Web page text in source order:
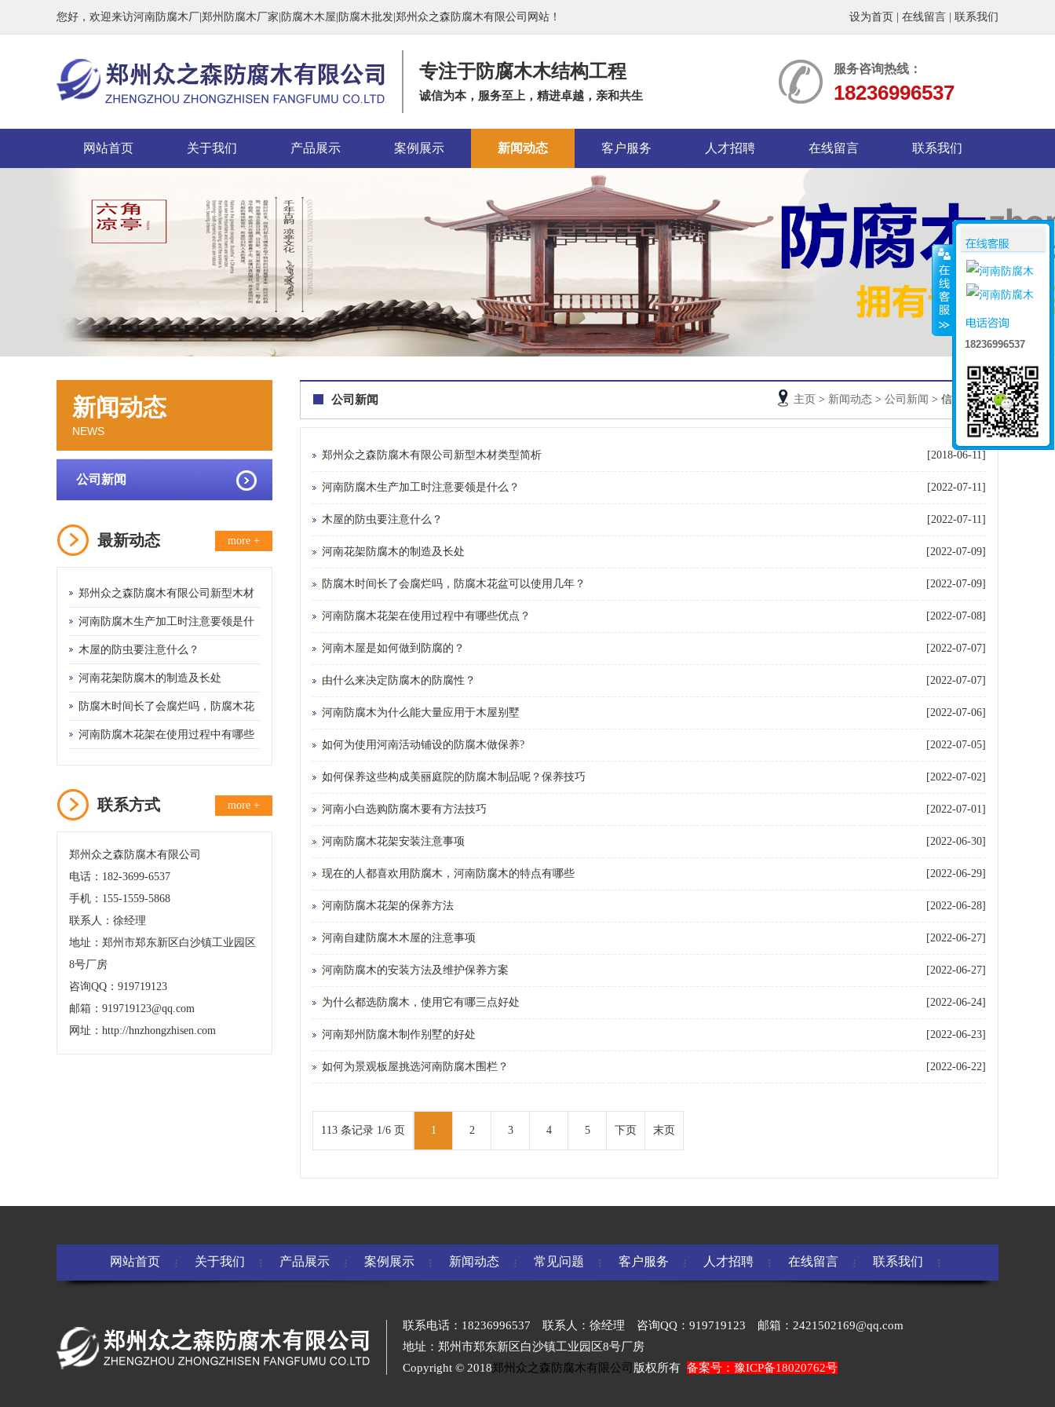
您好，欢迎来访河南防腐木厂|郑州防腐木厂家|防腐木木屋|防腐木批发|郑州众之森防腐木有限公司网站！ 设为首页 在线留言 联系我们
专注于防腐木木结构工程
诚信为本，服务至上，精进卓越，亲和共生
服务咨询热线：
18236996537
网站首页 关于我们 产品展示 案例展示 新闻动态 客户服务 人才招聘 在线留言 联系我们
新闻动态
NEWS
公司新闻
最新动态 more +
郑州众之森防腐木有限公司新型木材
类型简析
河南防腐木生产加工时注意要领是什
么？
木屋的防虫要注意什么？
河南花架防腐木的制造及长处
防腐木时间长了会腐烂吗，防腐木花
盆可以使用几年？
河南防腐木花架在使用过程中有哪些
联系方式 more +
郑州众之森防腐木有限公司
电话：182-3699-6537
手机：155-1559-5868
联系人：徐经理
地址：郑州市郑东新区白沙镇工业园区
8号厂房
咨询QQ：919719123
邮箱：919719123@qq.com
网址：http://hnzhongzhisen.com
公司新闻 主页 > 新闻动态 > 公司新闻 > 信息列表
郑州众之森防腐木有限公司新型木材类型简析 [2018-06-11]
河南防腐木生产加工时注意要领是什么？ [2022-07-11]
木屋的防虫要注意什么？ [2022-07-11]
河南花架防腐木的制造及长处 [2022-07-09]
防腐木时间长了会腐烂吗，防腐木花盆可以使用几年？ [2022-07-09]
河南防腐木花架在使用过程中有哪些优点？ [2022-07-08]
河南木屋是如何做到防腐的？ [2022-07-07]
由什么来决定防腐木的防腐性？ [2022-07-07]
河南防腐木为什么能大量应用于木屋别墅 [2022-07-06]
如何为使用河南活动铺设的防腐木做保养? [2022-07-05]
如何保养这些构成美丽庭院的防腐木制品呢？保养技巧 [2022-07-02]
河南小白选购防腐木要有方法技巧 [2022-07-01]
河南防腐木花架安装注意事项 [2022-06-30]
现在的人都喜欢用防腐木，河南防腐木的特点有哪些 [2022-06-29]
河南防腐木花架的保养方法 [2022-06-28]
河南自建防腐木木屋的注意事项 [2022-06-27]
河南防腐木的安装方法及维护保养方案 [2022-06-27]
为什么都选防腐木，使用它有哪三点好处 [2022-06-24]
河南郑州防腐木制作别墅的好处 [2022-06-23]
如何为景观板屋挑选河南防腐木围栏？ [2022-06-22]
113 条记录 1/6 页 1 2 3 4 5 下页 末页
网站首页 关于我们 产品展示 案例展示 新闻动态 常见问题 客户服务 人才招聘 在线留言 联系我们
联系电话：18236996537 联系人：徐经理 咨询QQ：919719123 邮箱：2421502169@qq.com
地址：郑州市郑东新区白沙镇工业园区8号厂房
Copyright © 2018郑州众之森防腐木有限公司 版权所有 备案号：豫ICP备18020762号
18236996537